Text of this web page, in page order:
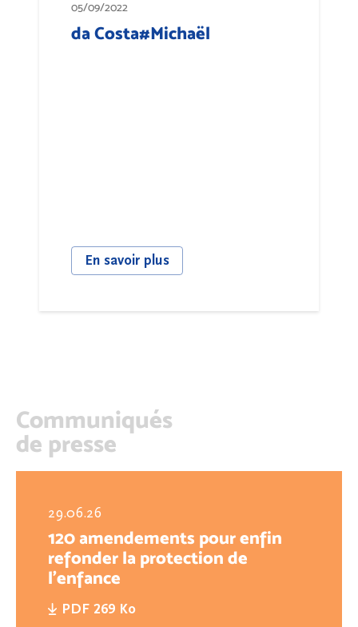
05/09/2022
da Costa#Michaël
En savoir plus
Communiqués
de presse
29.06.26
120 amendements pour enfin
refonder la protection de
l'enfance
PDF 269 Ko